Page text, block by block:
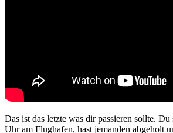
Das ist das letzte was dir passieren sollte. Du
Uhr am Flughafen, hast jemanden abgeholt